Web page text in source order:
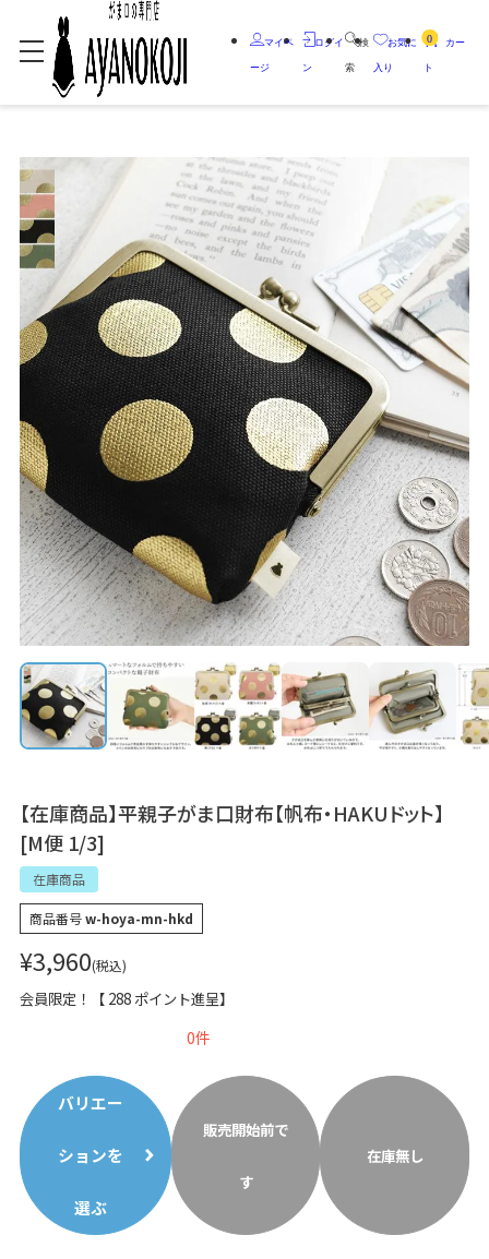
マイペ
ージ
ログイ
ン
検
索
お気に
入り
0 カー
ト
【在庫商品】平親子がま口財布【帆布・HAKUドット】
[M便 1/3]
在庫商品
商品番号w-hoya-mn-hkd
¥3,960 税込
会員限定！【 288 ポイント進呈】
0
バリエー
ションを
選ぶ
販売開始前で
す
在庫無し